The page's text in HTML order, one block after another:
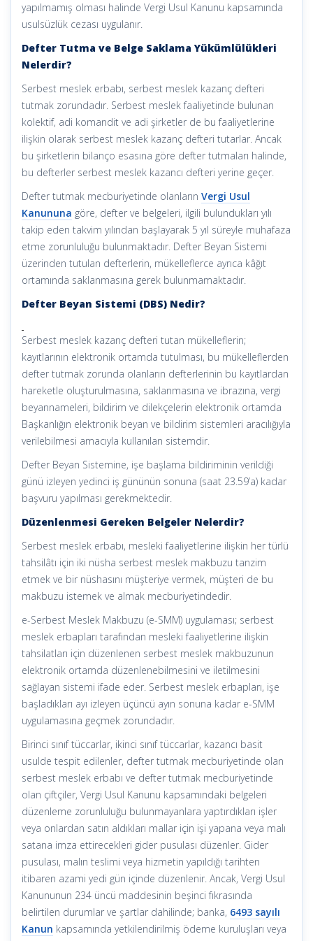
yapılmamış olması halinde Vergi Usul Kanunu kapsamında
usulsüzlük cezası uygulanır.
Defter Tutma ve Belge Saklama Yükümlülükleri
Nelerdir?
Serbest meslek erbabı, serbest meslek kazanç defteri
tutmak zorundadır. Serbest meslek faaliyetinde bulunan
kolektif, adi komandit ve adi şirketler de bu faaliyetlerine
ilişkin olarak serbest meslek kazanç defteri tutarlar. Ancak
bu şirketlerin bilanço esasına göre defter tutmaları halinde,
bu defterler serbest meslek kazancı defteri yerine geçer.
Defter tutmak mecburiyetinde olanların Vergi Usul
Kanununa göre, defter ve belgeleri, ilgili bulundukları yılı
takip eden takvim yılından başlayarak 5 yıl süreyle muhafaza
etme zorunluluğu bulunmaktadır. Defter Beyan Sistemi
üzerinden tutulan defterlerin, mükelleflerce ayrıca kâğıt
ortamında saklanmasına gerek bulunmamaktadır.
Defter Beyan Sistemi (DBS) Nedir?
Serbest meslek kazanç defteri tutan mükelleflerin;
kayıtlarının elektronik ortamda tutulması, bu mükelleflerden
defter tutmak zorunda olanların defterlerinin bu kayıtlardan
hareketle oluşturulmasına, saklanmasına ve ibrazına, vergi
beyannameleri, bildirim ve dilekçelerin elektronik ortamda
Başkanlığın elektronik beyan ve bildirim sistemleri aracılığıyla
verilebilmesi amacıyla kullanılan sistemdir.
Defter Beyan Sistemine, işe başlama bildiriminin verildiği
günü izleyen yedinci iş gününün sonuna (saat 23.59’a) kadar
başvuru yapılması gerekmektedir.
Düzenlenmesi Gereken Belgeler Nelerdir?
Serbest meslek erbabı, mesleki faaliyetlerine ilişkin her türlü
tahsilâtı için iki nüsha serbest meslek makbuzu tanzim
etmek ve bir nüshasını müşteriye vermek, müşteri de bu
makbuzu istemek ve almak mecburiyetindedir.
e-Serbest Meslek Makbuzu (e-SMM) uygulaması; serbest
meslek erbapları tarafından mesleki faaliyetlerine ilişkin
tahsilatları için düzenlenen serbest meslek makbuzunun
elektronik ortamda düzenlenebilmesini ve iletilmesini
sağlayan sistemi ifade eder. Serbest meslek erbapları, işe
başladıkları ayı izleyen üçüncü ayın sonuna kadar e-SMM
uygulamasına geçmek zorundadır.
Birinci sınıf tüccarlar, ikinci sınıf tüccarlar, kazancı basit
usulde tespit edilenler, defter tutmak mecburiyetinde olan
serbest meslek erbabı ve defter tutmak mecburiyetinde
olan çiftçiler, Vergi Usul Kanunu kapsamındaki belgeleri
düzenleme zorunluluğu bulunmayanlara yaptırdıkları işler
veya onlardan satın aldıkları mallar için işi yapana veya malı
satana imza ettirecekleri gider pusulası düzenler. Gider
pusulası, malın teslimi veya hizmetin yapıldığı tarihten
itibaren azami yedi gün içinde düzenlenir. Ancak, Vergi Usul
Kanununun 234 üncü maddesinin beşinci fıkrasında
belirtilen durumlar ve şartlar dahilinde; banka, 6493 sayılı
Kanun kapsamında yetkilendirilmiş ödeme kuruluşları veya